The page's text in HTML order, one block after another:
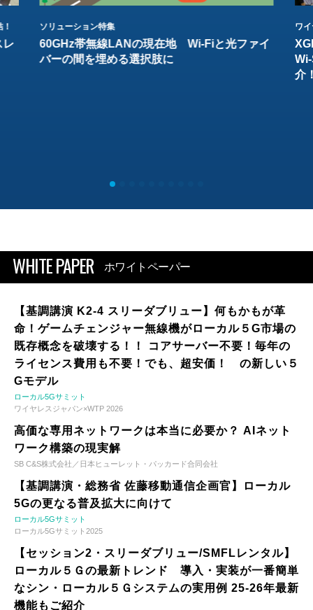
レ
ソリューション特集
60GHz帯無線LANの現在地 Wi-Fiと光ファイ
バーの間を埋める選択肢に
ワ
介
WHITE PAPER ホワイトペーパー
【基調講演 K2-4 スリーダブリュー】何もかもが革
命！ゲームチェンジャー無線機がローカル５G市場の
既存概念を破壊する！！ コアサーバー不要！毎年の
ライセンス費用も不要！でも、超安価！ の新しい５
Gモデル
ローカル5Gサミット
ワイヤレスジャパン×WTP 2026
高価な専用ネットワークは本当に必要か？ AIネット
ワーク構築の現実解
SB C&S株式会社／日本ヒューレット・パッカード合同会社
【基調講演・総務省 佐藤移動通信企画官】ローカル
5Gの更なる普及拡大に向けて
ローカル5Gサミット
ローカル5Gサミット2025
【セッション2・スリーダブリュー/SMFLレンタル】
ローカル５Ｇの最新トレンド 導入・実装が一番簡単
なシン・ローカル５Ｇシステムの実用例 25-26年最新
機能もご紹介